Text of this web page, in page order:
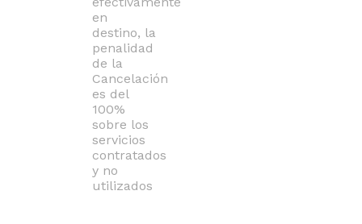
en
destino, la
penalidad
de la
Cancelación
es del
100%
sobre los
servicios
contratados
y no
utilizados